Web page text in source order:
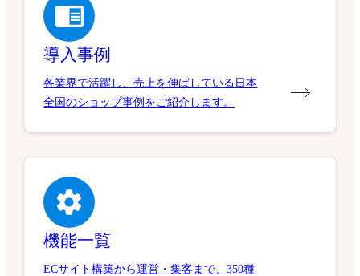
導入事例
各業界で活躍し、売上を伸ばしている日本
全国のショップ事例をご紹介します。
機能一覧
ECサイト構築から運営・集客まで、350種